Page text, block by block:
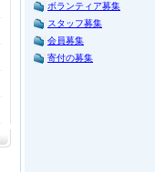
ボランティア募集
スタッフ募集
会員募集
寄付の募集